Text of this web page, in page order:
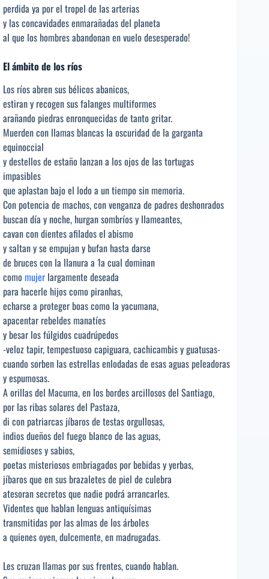
perdida ya por el tropel de las arterias
y las concavidades enmarañadas del planeta
al que los hombres abandonan en vuelo desesperado!
El ámbito de los ríos
Los ríos abren sus bélicos abanicos,
estiran y recogen sus falanges multiformes
arañando piedras enronquecidas de tanto gritar.
Muerden con llamas blancas la oscuridad de la garganta
equinoccial
y destellos de estaño lanzan a los ojos de las tortugas
impasibles
que aplastan bajo el lodo a un tiempo sin memoria.
Con potencia de machos, con venganza de padres deshonrados
buscan día y noche, hurgan sombríos y llameantes,
cavan con dientes afilados el abismo
y saltan y se empujan y bufan hasta darse
de bruces con la llanura a 1a cual dominan
como mujer largamente deseada
para hacerle hijos como piranhas,
echarse a proteger boas como la yacumana,
apacentar rebeldes manatíes
y besar los fúlgidos cuadrúpedos
-veloz tapir, tempestuoso capiguara, cachicambis y guatusas-
cuando sorben las estrellas enlodadas de esas aguas peleadoras
y espumosas.
A orillas del Macuma, en los bordes arcillosos del Santiago,
por las ribas solares del Pastaza,
di con patriarcas jíbaros de testas orgullosas,
indios dueños del fuego blanco de las aguas,
semidioses y sabios,
poetas misteriosos embriagados por bebidas y yerbas,
jíbaros que en sus brazaletes de piel de culebra
atesoran secretos que nadie podrá arrancarles.
Videntes que hablan lenguas antiquísimas
transmitidas por las almas de los árboles
a quienes oyen, dulcemente, en madrugadas.
Les cruzan llamas por sus frentes, cuando hablan.